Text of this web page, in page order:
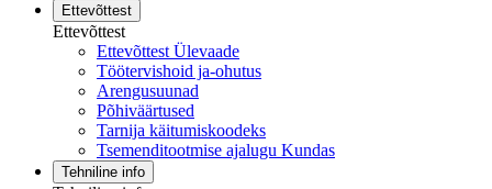
Ettevõttest
Ettevõttest
Ettevõttest Ülevaade
Töötervishoid ja-ohutus
Arengusuunad
Põhiväärtused
Tarnija käitumiskoodeks
Tsemenditootmise ajalugu Kundas
Tehniline info